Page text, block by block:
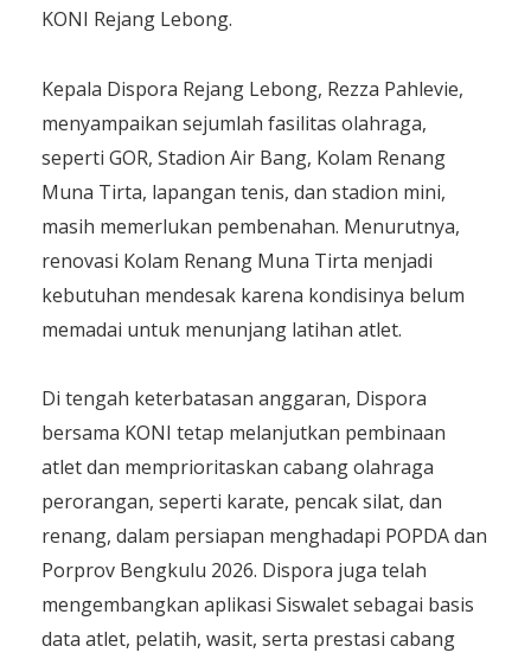
KONI Rejang Lebong.
Kepala Dispora Rejang Lebong, Rezza Pahlevie,
menyampaikan sejumlah fasilitas olahraga,
seperti GOR, Stadion Air Bang, Kolam Renang
Muna Tirta, lapangan tenis, dan stadion mini,
masih memerlukan pembenahan. Menurutnya,
renovasi Kolam Renang Muna Tirta menjadi
kebutuhan mendesak karena kondisinya belum
memadai untuk menunjang latihan atlet.
Di tengah keterbatasan anggaran, Dispora
bersama KONI tetap melanjutkan pembinaan
atlet dan memprioritaskan cabang olahraga
perorangan, seperti karate, pencak silat, dan
renang, dalam persiapan menghadapi POPDA dan
Porprov Bengkulu 2026. Dispora juga telah
mengembangkan aplikasi Siswalet sebagai basis
data atlet, pelatih, wasit, serta prestasi cabang